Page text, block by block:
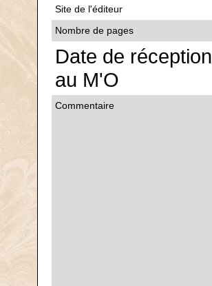
Site de l'éditeur
Nombre de pages
Date de réception
au M'O
Commentaire